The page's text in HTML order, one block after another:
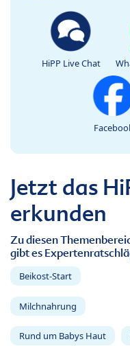
HiPP Live Chat
Jetzt das
erkunden
Zu diesen
gibt es
Beikost-Start
Milchnahrung
Rund um Babys Haut